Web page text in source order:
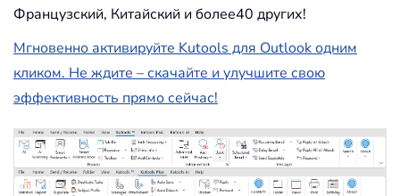
Французский, Китайский и более40 других!
Мгновенно активируйте Kutools для Outlook одним
кликом. Не ждите – скачайте и улучшите свою
эффективность прямо сейчас!